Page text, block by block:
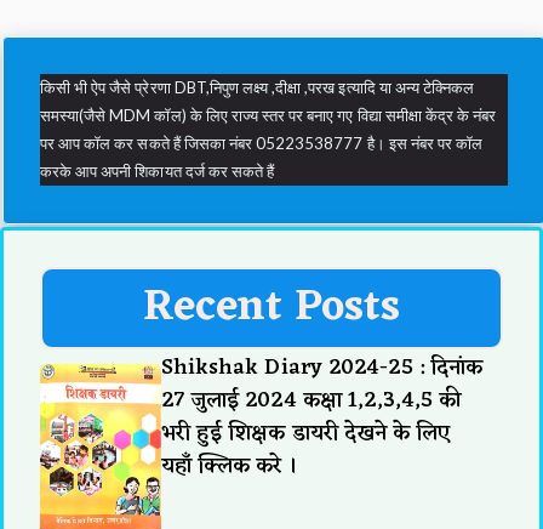
किसी भी ऐप जैसे प्रेरणा DBT,निपुण लक्ष्य ,दीक्षा ,परख इत्यादि या अन्य टेक्निकल
समस्या(जैसे MDM कॉल) के लिए राज्य स्तर पर बनाए गए विद्या समीक्षा केंद्र के नंबर
पर आप कॉल कर सकते हैं जिसका नंबर 05223538777 है। इस नंबर पर कॉल
करके आप अपनी शिकायत दर्ज कर सकते हैं
Recent Posts
Shikshak Diary 2024-25 : दिनांक
27 जुलाई 2024 कक्षा 1,2,3,4,5 की
भरी हुई शिक्षक डायरी देखने के लिए
यहाँ क्लिक करे ।